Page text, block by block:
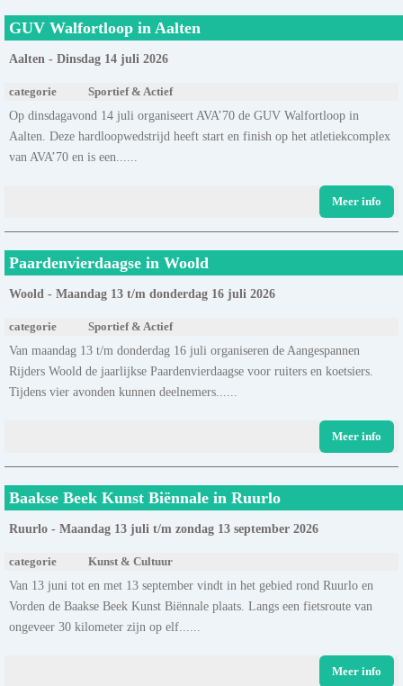
GUV Walfortloop in Aalten
Aalten - Dinsdag 14 juli 2026
categorie Sportief & Actief
Op dinsdagavond 14 juli organiseert AVA’70 de GUV Walfortloop in
Aalten. Deze hardloopwedstrijd heeft start en finish op het atletiekcomplex
van AVA’70 en is een......
Meer info
Paardenvierdaagse in Woold
Woold - Maandag 13 t/m donderdag 16 juli 2026
categorie Sportief & Actief
Van maandag 13 t/m donderdag 16 juli organiseren de Aangespannen
Rijders Woold de jaarlijkse Paardenvierdaagse voor ruiters en koetsiers.
Tijdens vier avonden kunnen deelnemers......
Meer info
Baakse Beek Kunst Biënnale in Ruurlo
Ruurlo - Maandag 13 juli t/m zondag 13 september 2026
categorie Kunst & Cultuur
Van 13 juni tot en met 13 september vindt in het gebied rond Ruurlo en
Vorden de Baakse Beek Kunst Biënnale plaats. Langs een fietsroute van
ongeveer 30 kilometer zijn op elf......
Meer info